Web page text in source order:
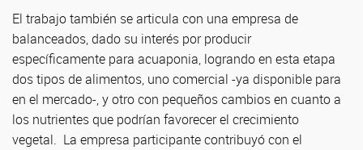
El trabajo también se articula con una empresa de
balanceados, dado su interés por producir
específicamente para acuaponia, logrando en esta etapa
dos tipos de alimentos, uno comercial -ya disponible para
en el mercado-, y otro con pequeños cambios en cuanto a
los nutrientes que podrían favorecer el crecimiento
vegetal. La empresa participante contribuyó con el